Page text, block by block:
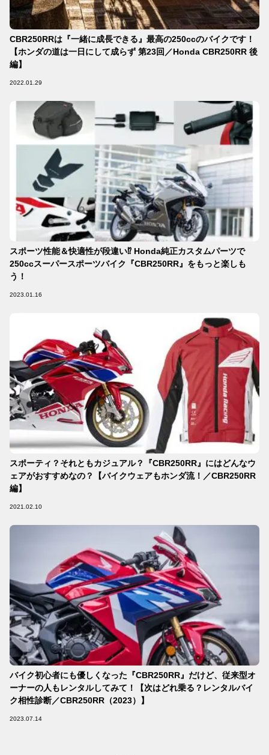
CBR250RRは『一緒に成長できる』最高の250ccのバイクです！
【ホンダの道は一日にして成らず 第23回／Honda CBR250RR 後
編】
2022.01.29
スポーツ性能＆快適性が段違い⁉ Honda純正カスタムパーツで
250ccスーパースポーツバイク『CBR250RR』をもっと楽しも
う！
2023.01.16
スポーティ？それともカジュアル？『CBR250RR』にはどんなウ
ェアがおすすめなの？【バイクウェアもホンダ流！／CBR250RR
編】
2021.02.10
バイク初心者にも優しくなった『CBR250RR』だけど、従来型オ
ーナーの人もレンタルしてみて！【次はどれ乗る？レンタルバイ
ク相性診断／CBR250RR（2023）】
2023.07.14